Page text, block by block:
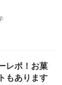
レポ！お菓
もあります